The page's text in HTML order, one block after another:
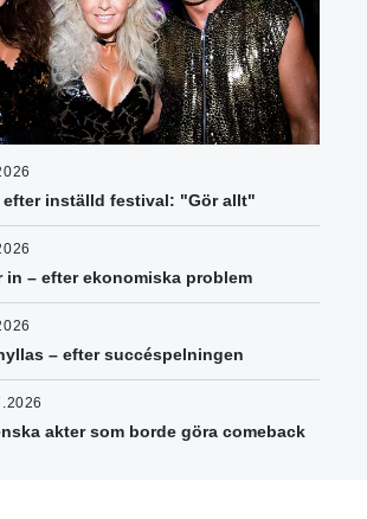
efter inställd festival: "Gör allt"
in – efter ekonomiska problem
– efter succéspelningen
akter som borde göra comeback